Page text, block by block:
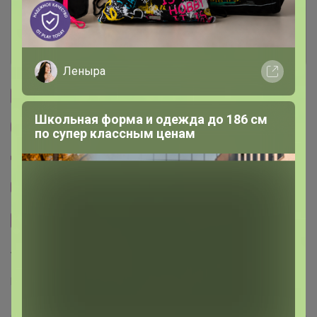
Ключевые даты
История проведённых выкупов
Cтраничка организатора
Другие СП организатора СЛАДКАЯ
Пристрой организатора СЛАДКАЯ
Торговые марки
Леныра
Школьная форма и одежда до 186 см
по супер классным ценам